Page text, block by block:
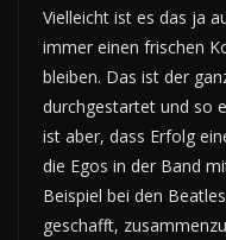
Vielleicht ist es das ja
immer einen frischen
bleiben. Das ist der
durchgestartet und so
ist aber, dass Erfolg
die Egos in der Band
Beispiel bei den
geschafft,